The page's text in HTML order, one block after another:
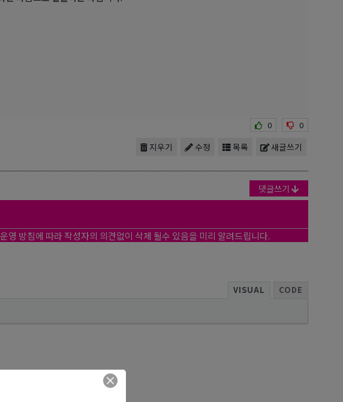
0 0
새글쓰기
목록
수정
지우기
댓글쓰기
영 방침에 따라 작성자의 의견없이 삭제 될수 있음을 미리 알려드립니다.
VISUAL CODE